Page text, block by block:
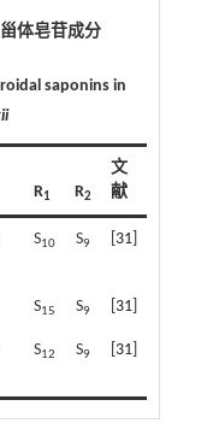
体皂苷成分
saponins in
R1 R2
文
献
S10 S9 31]
S15 S9 31]
S12 S9 31]